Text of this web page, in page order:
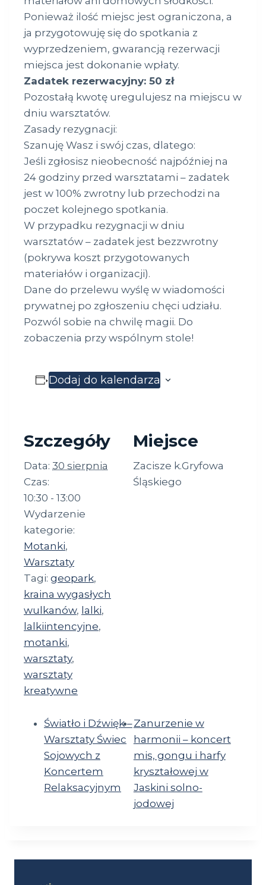
Ponieważ ilość miejsc jest ograniczona, a
ja przygotowuję się do spotkania z
wyprzedzeniem, gwarancją rezerwacji
miejsca jest dokonanie wpłaty.
Zadatek rezerwacyjny: 50 zł
Pozostałą kwotę uregulujesz na miejscu w
dniu warsztatów.
Zasady rezygnacji:
Szanuję Wasz i swój czas, dlatego:
Jeśli zgłosisz nieobecność najpóźniej na
24 godziny przed warsztatami – zadatek
jest w 100% zwrotny lub przechodzi na
poczet kolejnego spotkania.
W przypadku rezygnacji w dniu
warsztatów – zadatek jest bezzwrotny
(pokrywa koszt przygotowanych
materiałów i organizacji).
Dane do przelewu wyślę w wiadomości
prywatnej po zgłoszeniu chęci udziału.
Pozwól sobie na chwilę magii. Do
zobaczenia przy wspólnym stole!
Dodaj do kalendarza
Szczegóły
Data: 30 sierpnia
Czas:
10:30 - 13:00
Wydarzenie
kategorie:
Motanki,
Warsztaty
Tagi: geopark,
kraina wygasłych
wulkanów, lalki,
lalkiintencyjne,
motanki,
warsztaty,
warsztaty
kreatywne
Miejsce
Zacisze k.Gryfowa
Śląskiego
Światło i Dźwięk –
Warsztaty Świec
Sojowych z
Koncertem
Relaksacyjnym
Zanurzenie w
harmonii – koncert
mis, gongu i harfy
kryształowej w
Jaskini solno-
jodowej